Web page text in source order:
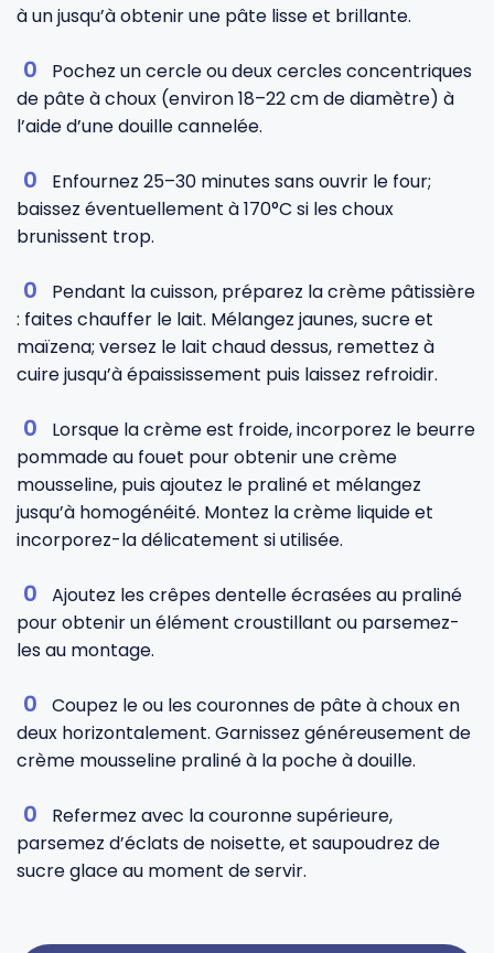
à un jusqu’à obtenir une pâte lisse et brillante.
Pochez un cercle ou deux cercles concentriques
de pâte à choux (environ 18–22 cm de diamètre) à
l’aide d’une douille cannelée.
Enfournez 25–30 minutes sans ouvrir le four;
baissez éventuellement à 170°C si les choux
brunissent trop.
Pendant la cuisson, préparez la crème pâtissière
: faites chauffer le lait. Mélangez jaunes, sucre et
maïzena; versez le lait chaud dessus, remettez à
cuire jusqu’à épaississement puis laissez refroidir.
Lorsque la crème est froide, incorporez le beurre
pommade au fouet pour obtenir une crème
mousseline, puis ajoutez le praliné et mélangez
jusqu’à homogénéité. Montez la crème liquide et
incorporez-la délicatement si utilisée.
Ajoutez les crêpes dentelle écrasées au praliné
pour obtenir un élément croustillant ou parsemez-
les au montage.
Coupez le ou les couronnes de pâte à choux en
deux horizontalement. Garnissez généreusement de
crème mousseline praliné à la poche à douille.
Refermez avec la couronne supérieure,
parsemez d’éclats de noisette, et saupoudrez de
sucre glace au moment de servir.